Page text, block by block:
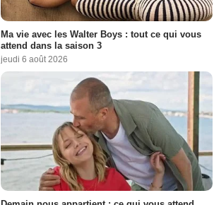
Ma vie avec les Walter Boys : tout ce qui vous
attend dans la saison 3
jeudi 6 août 2026